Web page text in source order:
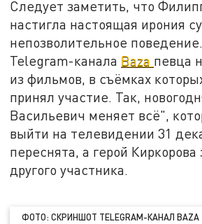
Следует заметить, что
настигла настоящая ирония
непозволительное
Telegram-канала Baza певца
из фильмов, в съёмках
принял участие. Так,
Васильевич меняет всё",
выйти на телевидении 31
переснята, а герой
другого участника.
ФОТО: СКРИНШОТ TELEGRAM-КАНАЛ BAZA